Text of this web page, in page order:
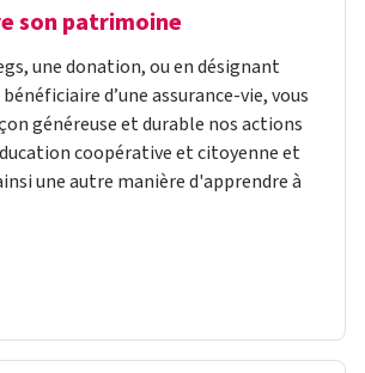
son patrimoine
une donation, ou en désignant
d’une assurance-vie, vous
généreuse et durable nos actions
coopérative et citoyenne et
une autre manière d'apprendre à